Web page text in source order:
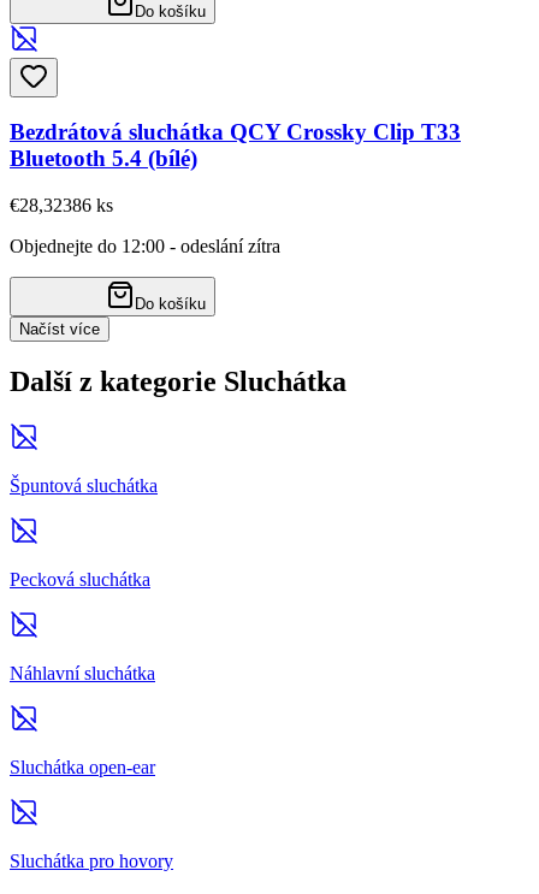
Do košíku
Bezdrátová sluchátka QCY Crossky Clip T33
Bluetooth 5.4 (bílé)
€28,32386 ks
Objednejte do 12:00 - odeslání zítra
Do košíku
Načíst více
Další z kategorie Sluchátka
Špuntová sluchátka
Pecková sluchátka
Náhlavní sluchátka
Sluchátka open-ear
Sluchátka pro hovory